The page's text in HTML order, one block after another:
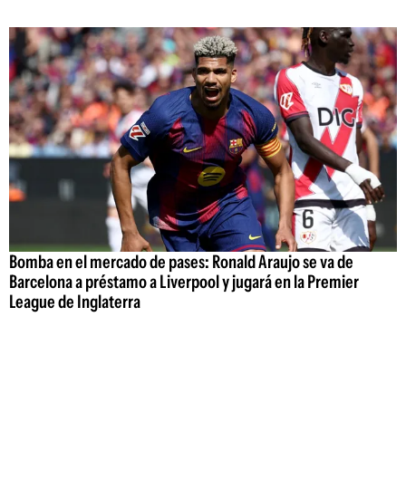
Bomba en el mercado de pases: Ronald Araujo se va de
Barcelona a préstamo a Liverpool y jugará en la Premier
League de Inglaterra